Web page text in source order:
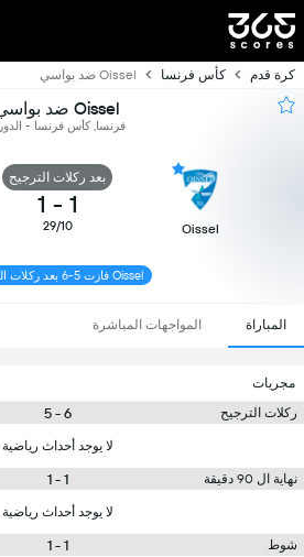
كرة قدم كأس فرنسا Oissel ضد بواسي
Oissel ضد بواسي
فرنسا, كأس فرنسا - الدور 1
Oissel
بعد ركلات الترجيح
1
-
1
29/10
Oissel فازت 5-6 بعد ركلات الترجيح
المباراة المواجهات المباشرة
مجريات
ركلات الترجيح
6 - 5
لا يوجد أحداث رياضية
نهاية ال 90 دقيقة 1 - 1
لا يوجد أحداث رياضية
شوط 1 - 1